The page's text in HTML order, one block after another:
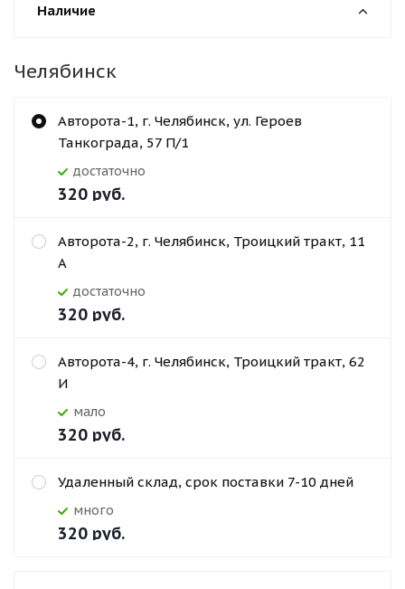
Наличие
Челябинск
Авторота-1, г. Челябинск, ул. Героев
Танкограда, 57 П/1
Достаточно
320 руб.
Авторота-2, г. Челябинск, Троицкий тракт, 11
А
Достаточно
320 руб.
Авторота-4, г. Челябинск, Троицкий тракт, 62
И
Мало
320 руб.
Удаленный склад, срок поставки 7-10 дней
Много
320 руб.